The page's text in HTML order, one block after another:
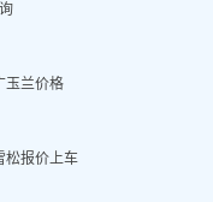
玉兰价格
松报价上车